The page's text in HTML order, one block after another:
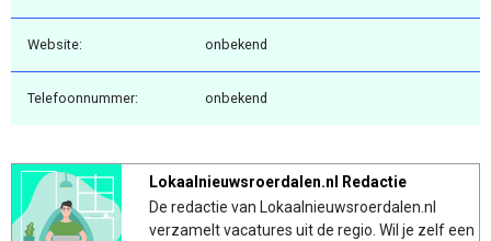
Website: onbekend
Telefoonnummer: onbekend
Lokaalnieuwsroerdalen.nl Redactie
De redactie van Lokaalnieuwsroerdalen.nl
verzamelt vacatures uit de regio. Wil je zelf een